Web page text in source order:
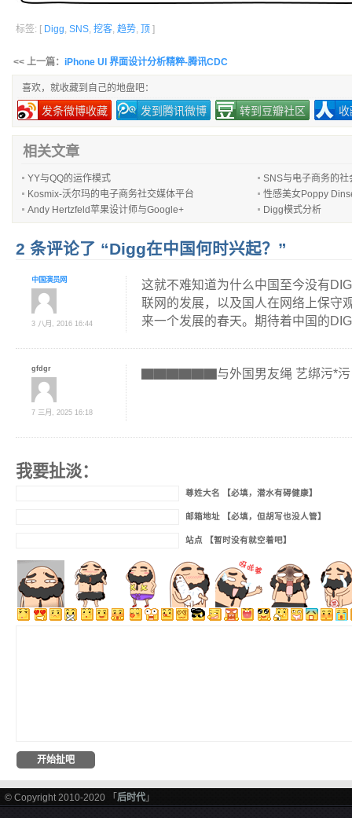
标签: [ Digg, SNS, 挖客, 趋势, 顶 ]
<< 上一篇： iPhone UI 界面设计分析精粹-腾讯CDC
喜欢，就收藏到自己的地盘吧：
发条微博收藏 发到腾讯微博 转到豆瓣社区
相关文章
YY与QQ的运作模式
SNS与电子商务的社
Kosmix-沃尔玛的电子商务社交媒体平台
性感美女Poppy
Andy Hertzfeld苹果设计师与Google+
Digg模式分析
2 条评论了 “Digg在中国何时兴起？”
中国演员网
3 八月, 2016 16:44
这就不难知道为什么中国至今没有
联网的发展，以及国人在网络上保守
来一个发展的春天。期待着中国的
gfdgr
7 三月, 2025 16:18
▇▇▇▇▇▇与外国男友绳 艺绑污*
我要扯淡：
尊姓大名 【必填，潜水有碍健康】
邮箱地址 【必填，但胡写也没人管】
站点 【暂时没有就空着吧】
© Copyright 2010-2020 「 后时代 」